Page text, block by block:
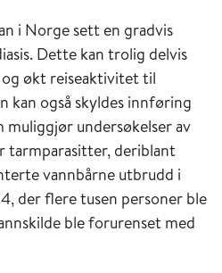
i Norge sett en gradvis
Dette kan trolig delvis
økt reiseaktivitet til
kan også skyldes innføring
muliggjør undersøkelser av
tarmparasitter, deriblant
vannbårne utbrudd i
der flere tusen personer ble
ble forurenset med